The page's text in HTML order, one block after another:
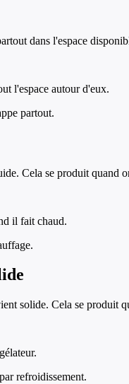
dans l'espace
l'espace autour d'eux.
partout.
Cela se produit quand
il fait chaud.
solide. Cela se produit
refroidissement.